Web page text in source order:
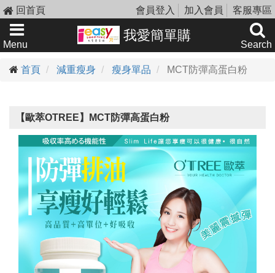
回首頁 會員登入 加入會員 客服專區
Menu
我愛簡單購
Search
首頁 減重瘦身 瘦身單品 MCT防彈高蛋白粉
【歐萃OTREE】MCT防彈高蛋白粉